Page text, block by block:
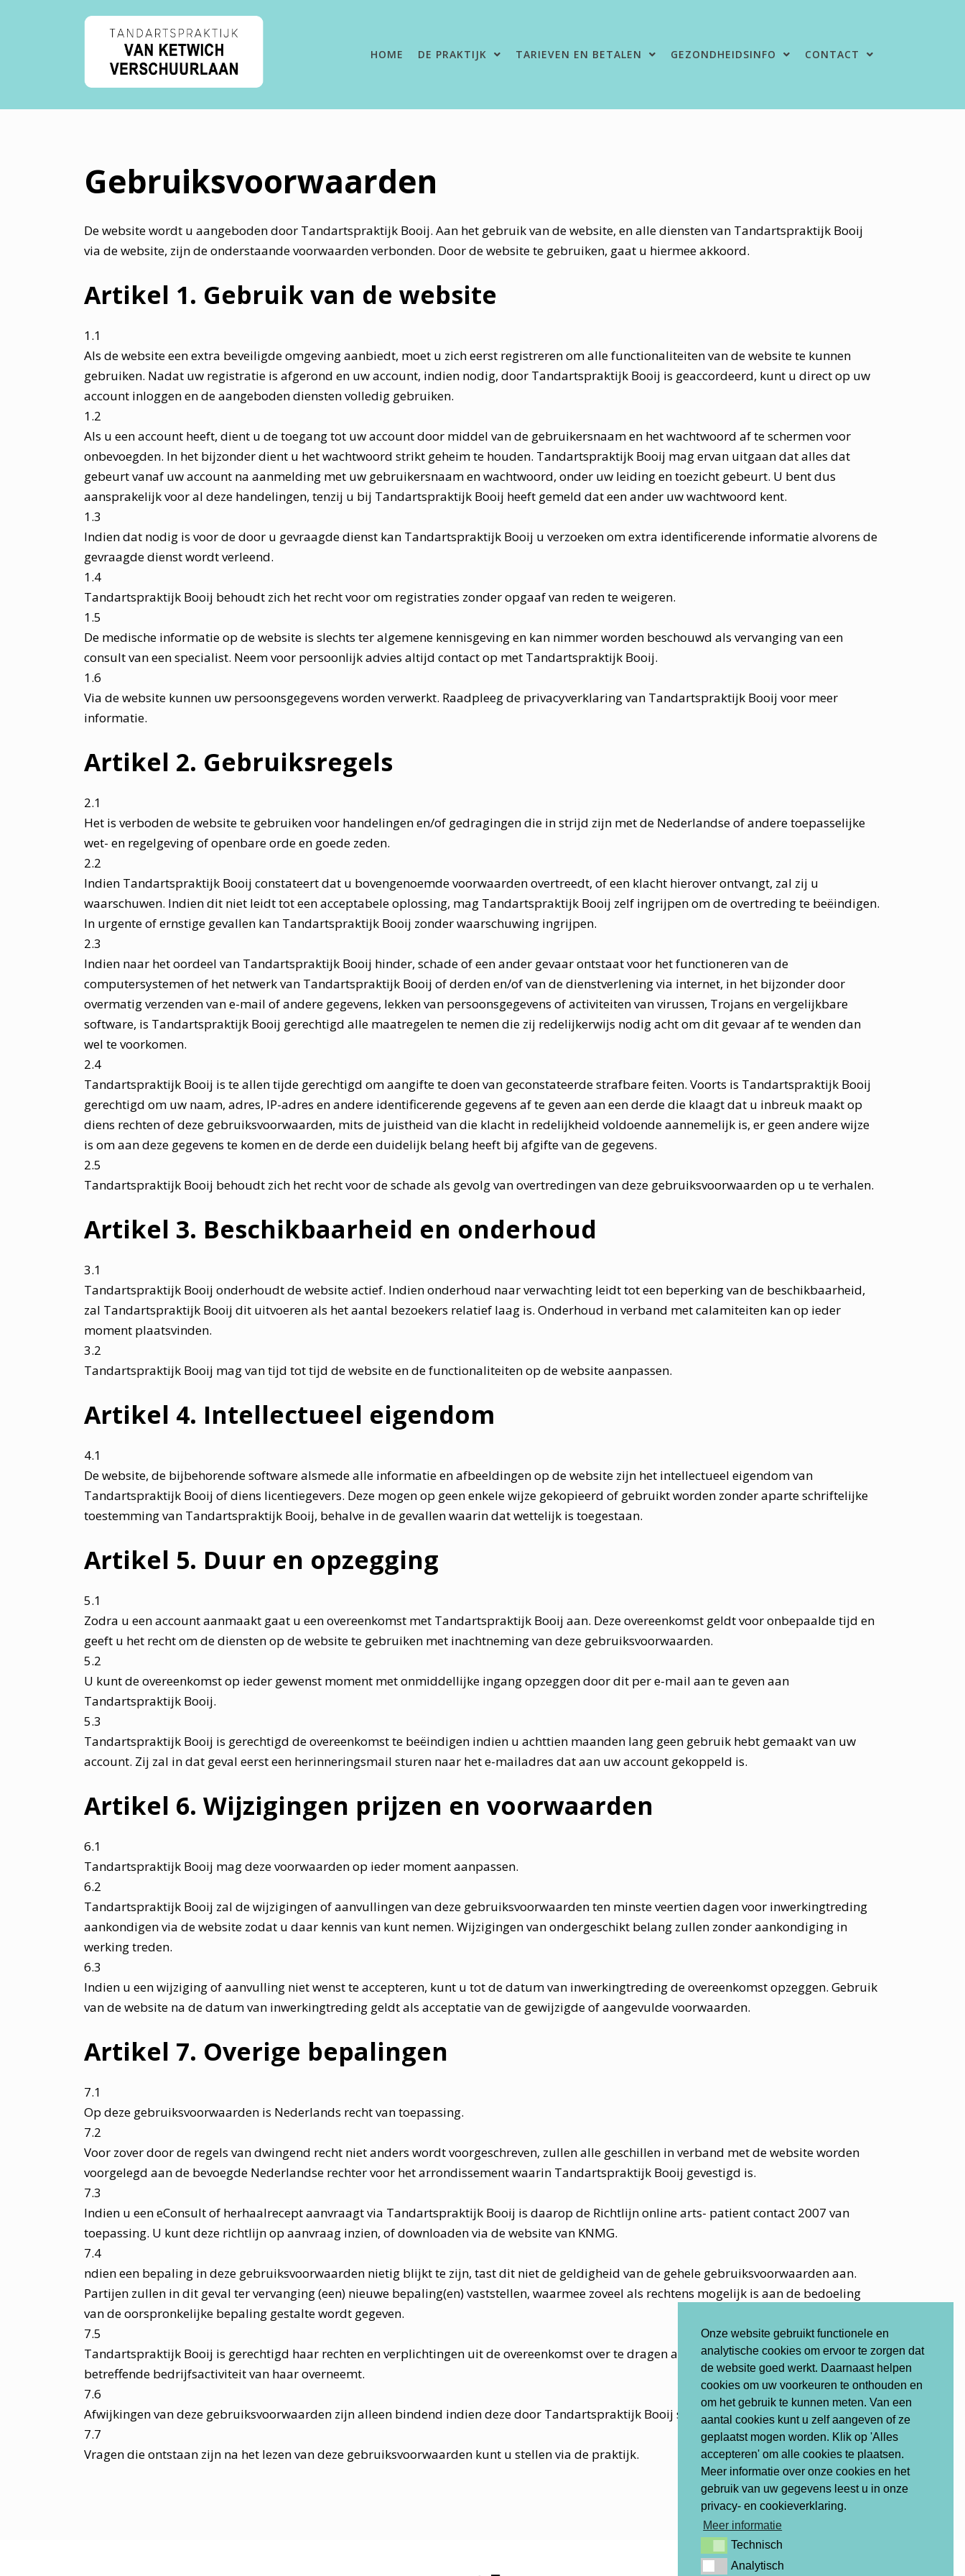
Onze website gebruikt functionele en
analytische cookies om ervoor te zorgen dat
de website goed werkt. Daarnaast helpen
cookies om uw voorkeuren te onthouden en
om het gebruik te kunnen meten. Van een
aantal cookies kunt u zelf aangeven of ze
geplaatst mogen worden. Klik op 'Alles
accepteren' om alle cookies te plaatsen.
Meer informatie over onze cookies en het
gebruik van uw gegevens leest u in onze
privacy- en cookieverklaring.
Meer informatie
TechnischTechnisch
Analytisch
Analytisch
HOME DE PRAKTIJK TARIEVEN EN BETALEN GEZONDHEIDSINFO CONTACT
Gebruiksvoorwaarden
De website wordt u aangeboden door Tandartspraktijk Booij. Aan het gebruik van de website, en alle diensten van Tandartspraktijk Booij
via de website, zijn de onderstaande voorwaarden verbonden. Door de website te gebruiken, gaat u hiermee akkoord.
Artikel 1. Gebruik van de website
1.1
Als de website een extra beveiligde omgeving aanbiedt, moet u zich eerst registreren om alle functionaliteiten van de website te kunnen
gebruiken. Nadat uw registratie is afgerond en uw account, indien nodig, door Tandartspraktijk Booij is geaccordeerd, kunt u direct op uw
account inloggen en de aangeboden diensten volledig gebruiken.
1.2
Als u een account heeft, dient u de toegang tot uw account door middel van de gebruikersnaam en het wachtwoord af te schermen voor
onbevoegden. In het bijzonder dient u het wachtwoord strikt geheim te houden. Tandartspraktijk Booij mag ervan uitgaan dat alles dat
gebeurt vanaf uw account na aanmelding met uw gebruikersnaam en wachtwoord, onder uw leiding en toezicht gebeurt. U bent dus
aansprakelijk voor al deze handelingen, tenzij u bij Tandartspraktijk Booij heeft gemeld dat een ander uw wachtwoord kent.
1.3
Indien dat nodig is voor de door u gevraagde dienst kan Tandartspraktijk Booij u verzoeken om extra identificerende informatie alvorens de
gevraagde dienst wordt verleend.
1.4
Tandartspraktijk Booij behoudt zich het recht voor om registraties zonder opgaaf van reden te weigeren.
1.5
De medische informatie op de website is slechts ter algemene kennisgeving en kan nimmer worden beschouwd als vervanging van een
consult van een specialist. Neem voor persoonlijk advies altijd contact op met Tandartspraktijk Booij.
1.6
Via de website kunnen uw persoonsgegevens worden verwerkt. Raadpleeg de privacyverklaring van Tandartspraktijk Booij voor meer
informatie.
Artikel 2. Gebruiksregels
2.1
Het is verboden de website te gebruiken voor handelingen en/of gedragingen die in strijd zijn met de Nederlandse of andere toepasselijke
wet- en regelgeving of openbare orde en goede zeden.
2.2
Indien Tandartspraktijk Booij constateert dat u bovengenoemde voorwaarden overtreedt, of een klacht hierover ontvangt, zal zij u
waarschuwen. Indien dit niet leidt tot een acceptabele oplossing, mag Tandartspraktijk Booij zelf ingrijpen om de overtreding te beëindigen.
In urgente of ernstige gevallen kan Tandartspraktijk Booij zonder waarschuwing ingrijpen.
2.3
Indien naar het oordeel van Tandartspraktijk Booij hinder, schade of een ander gevaar ontstaat voor het functioneren van de
computersystemen of het netwerk van Tandartspraktijk Booij of derden en/of van de dienstverlening via internet, in het bijzonder door
overmatig verzenden van e-mail of andere gegevens, lekken van persoonsgegevens of activiteiten van virussen, Trojans en vergelijkbare
software, is Tandartspraktijk Booij gerechtigd alle maatregelen te nemen die zij redelijkerwijs nodig acht om dit gevaar af te wenden dan
wel te voorkomen.
2.4
Tandartspraktijk Booij is te allen tijde gerechtigd om aangifte te doen van geconstateerde strafbare feiten. Voorts is Tandartspraktijk Booij
gerechtigd om uw naam, adres, IP-adres en andere identificerende gegevens af te geven aan een derde die klaagt dat u inbreuk maakt op
diens rechten of deze gebruiksvoorwaarden, mits de juistheid van die klacht in redelijkheid voldoende aannemelijk is, er geen andere wijze
is om aan deze gegevens te komen en de derde een duidelijk belang heeft bij afgifte van de gegevens.
2.5
Tandartspraktijk Booij behoudt zich het recht voor de schade als gevolg van overtredingen van deze gebruiksvoorwaarden op u te verhalen.
Artikel 3. Beschikbaarheid en onderhoud
3.1
Tandartspraktijk Booij onderhoudt de website actief. Indien onderhoud naar verwachting leidt tot een beperking van de beschikbaarheid,
zal Tandartspraktijk Booij dit uitvoeren als het aantal bezoekers relatief laag is. Onderhoud in verband met calamiteiten kan op ieder
moment plaatsvinden.
3.2
Tandartspraktijk Booij mag van tijd tot tijd de website en de functionaliteiten op de website aanpassen.
Artikel 4. Intellectueel eigendom
4.1
De website, de bijbehorende software alsmede alle informatie en afbeeldingen op de website zijn het intellectueel eigendom van
Tandartspraktijk Booij of diens licentiegevers. Deze mogen op geen enkele wijze gekopieerd of gebruikt worden zonder aparte schriftelijke
toestemming van Tandartspraktijk Booij, behalve in de gevallen waarin dat wettelijk is toegestaan.
Artikel 5. Duur en opzegging
5.1
Zodra u een account aanmaakt gaat u een overeenkomst met Tandartspraktijk Booij aan. Deze overeenkomst geldt voor onbepaalde tijd en
geeft u het recht om de diensten op de website te gebruiken met inachtneming van deze gebruiksvoorwaarden.
5.2
U kunt de overeenkomst op ieder gewenst moment met onmiddellijke ingang opzeggen door dit per e-mail aan te geven aan
Tandartspraktijk Booij.
5.3
Tandartspraktijk Booij is gerechtigd de overeenkomst te beëindigen indien u achttien maanden lang geen gebruik hebt gemaakt van uw
account. Zij zal in dat geval eerst een herinneringsmail sturen naar het e-mailadres dat aan uw account gekoppeld is.
Artikel 6. Wijzigingen prijzen en voorwaarden
6.1
Tandartspraktijk Booij mag deze voorwaarden op ieder moment aanpassen.
6.2
Tandartspraktijk Booij zal de wijzigingen of aanvullingen van deze gebruiksvoorwaarden ten minste veertien dagen voor inwerkingtreding
aankondigen via de website zodat u daar kennis van kunt nemen. Wijzigingen van ondergeschikt belang zullen zonder aankondiging in
werking treden.
6.3
Indien u een wijziging of aanvulling niet wenst te accepteren, kunt u tot de datum van inwerkingtreding de overeenkomst opzeggen. Gebruik
van de website na de datum van inwerkingtreding geldt als acceptatie van de gewijzigde of aangevulde voorwaarden.
Artikel 7. Overige bepalingen
7.1
Op deze gebruiksvoorwaarden is Nederlands recht van toepassing.
7.2
Voor zover door de regels van dwingend recht niet anders wordt voorgeschreven, zullen alle geschillen in verband met de website worden
voorgelegd aan de bevoegde Nederlandse rechter voor het arrondissement waarin Tandartspraktijk Booij gevestigd is.
7.3
Indien u een eConsult of herhaalrecept aanvraagt via Tandartspraktijk Booij is daarop de Richtlijn online arts- patient contact 2007 van
toepassing. U kunt deze richtlijn op aanvraag inzien, of downloaden via de website van KNMG.
7.4
ndien een bepaling in deze gebruiksvoorwaarden nietig blijkt te zijn, tast dit niet de geldigheid van de gehele gebruiksvoorwaarden aan.
Partijen zullen in dit geval ter vervanging (een) nieuwe bepaling(en) vaststellen, waarmee zoveel als rechtens mogelijk is aan de bedoeling
van de oorspronkelijke bepaling gestalte wordt gegeven.
7.5
Tandartspraktijk Booij is gerechtigd haar rechten en verplichtingen uit de overeenkomst over te dragen aan een derde die de website of de
betreffende bedrijfsactiviteit van haar overneemt.
7.6
Afwijkingen van deze gebruiksvoorwaarden zijn alleen bindend indien deze door Tandartspraktijk Booij schriftelijk zijn aanvaard.
7.7
Vragen die ontstaan zijn na het lezen van deze gebruiksvoorwaarden kunt u stellen via de praktijk.